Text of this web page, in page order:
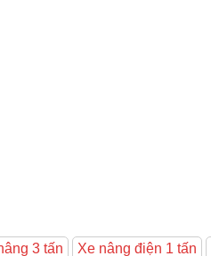
3 tấn Xe nâng điện 1 tấn